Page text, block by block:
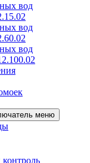
вод
вод
вод
меню